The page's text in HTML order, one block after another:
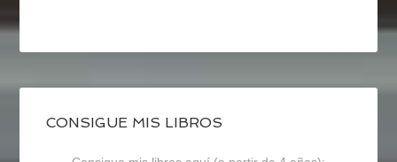
CONSIGUE MIS LIBROS